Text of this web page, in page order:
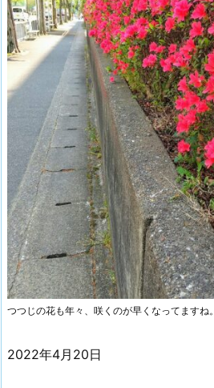
つつじの花も年々、咲くのが早くなってますね。
2022年4月20日